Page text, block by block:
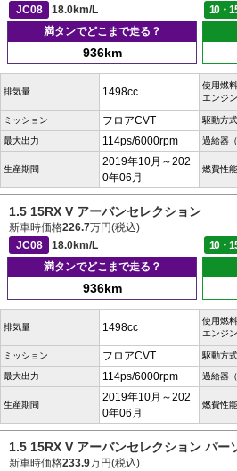
JC08
18.0km/L 10・
満タンでどこまで走る？
936km
排気量 1498cc
使用燃料
エンジン
ミッション フロアCVT 駆動方式
最大出力 114ps/6000rpm 過給器
生産期間
2019年10月～202
0年06月
燃費性能
1.5 15RX V アーバンセレクション
新車時価格226.7万円(税込)
JC08
18.0km/L 10・
満タンでどこまで走る？
936km
排気量 1498cc
使用燃料
エンジン
ミッション フロアCVT 駆動方式
最大出力 114ps/6000rpm 過給器
生産期間
2019年10月～202
0年06月
燃費性能
1.5 15RX V アーバンセレクション パー
新車時価格233.9万円(税込)